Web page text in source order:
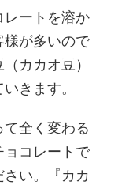
レートを溶か
が多いので
カカオ豆）
きます。
全く変わる
コレートで
い。『カカ